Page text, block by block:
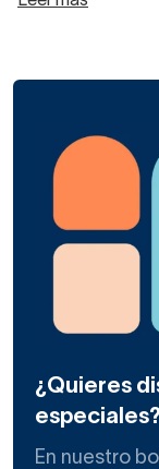
¿Quieres
especiales?
En nuestro